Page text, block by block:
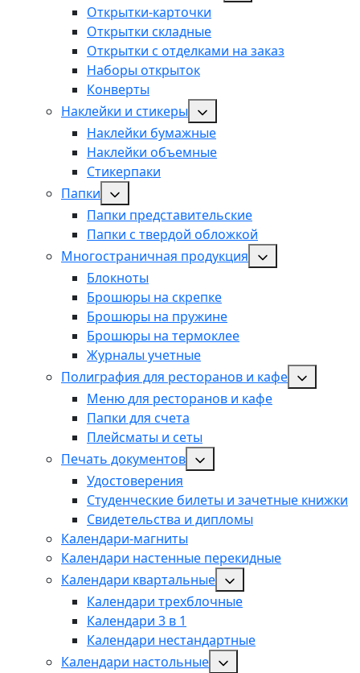
Открытки-карточки
Открытки складные
Открытки с отделками на заказ
Наборы открыток
Конверты
Наклейки и стикеры
Наклейки бумажные
Наклейки объемные
Стикерпаки
Папки
Папки представительские
Папки с твердой обложкой
Многостраничная продукция
Блокноты
Брошюры на скрепке
Брошюры на пружине
Брошюры на термоклее
Журналы учетные
Полиграфия для ресторанов и кафе
Меню для ресторанов и кафе
Папки для счета
Плейсматы и сеты
Печать документов
Удостоверения
Студенческие билеты и зачетные книжки
Свидетельства и дипломы
Календари-магниты
Календари настенные перекидные
Календари квартальные
Календари трехблочные
Календари 3 в 1
Календари нестандартные
Календари настольные